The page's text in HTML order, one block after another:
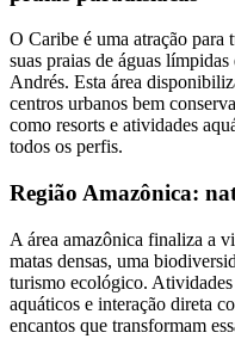
O Caribe é uma atração
suas praias de águas
Andrés. Esta área
centros urbanos bem
como resorts e atividades
todos os perfis.
Região Amazônica:
A área amazônica finaliza a
matas densas, uma
turismo ecológico. Atividades
aquáticos e interação direta
encantos que transformam